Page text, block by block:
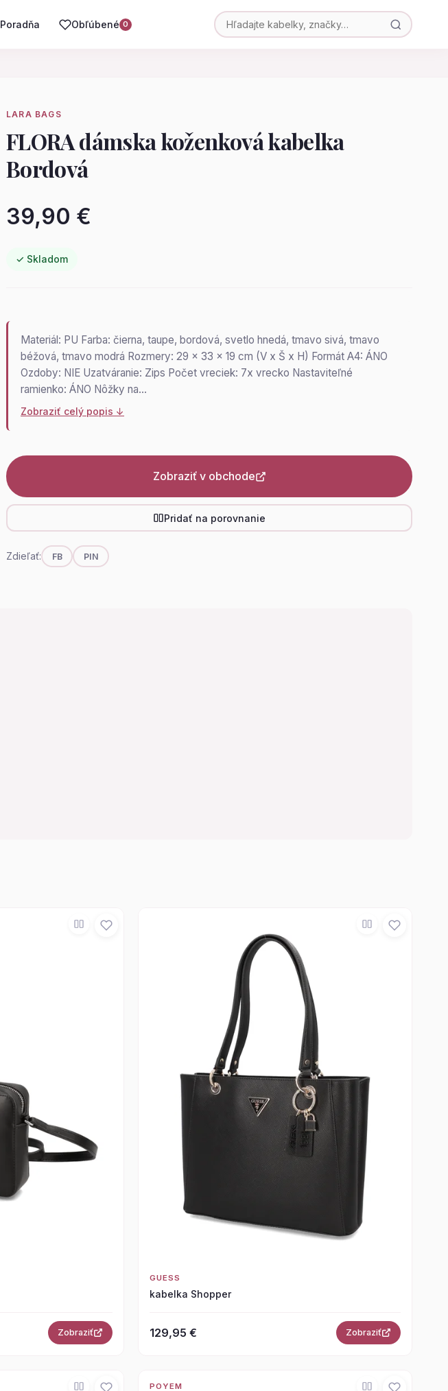
Poradňa Obľúbené 0
LARA BAGS
FLORA dámska koženková kabelka
Bordová
39,90 €
✓ Skladom
Materiál: PU Farba: čierna, taupe, bordová, svetlo hnedá, tmavo sivá, tmavo
béžová, tmavo modrá Rozmery: 29 x 33 x 19 cm (V x Š x H) Formát A4: ÁNO
Ozdoby: NIE Uzatváranie: Zips Počet vreciek: 7x vrecko Nastaviteľné
ramienko: ÁNO Nôžky na…
Zobraziť celý popis ↓
Zobraziť v obchode
Pridať na porovnanie
Zdieľať: FB PIN
Zobraziť
GUESS
kabelka Shopper
129,95 € Zobraziť
POYEM